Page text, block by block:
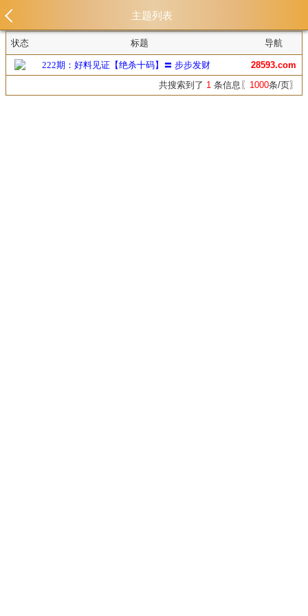
主题列表
状态 标题 导航
222期：好料见证【绝杀十码】〓 步步发财
28593.com
共搜索到了 1 条信息〖 1000条/页〗